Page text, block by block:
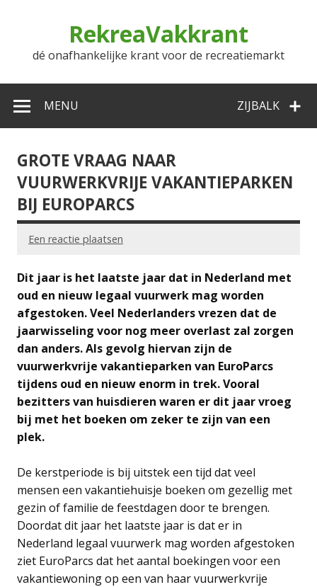
RekreaVakkrant
dé onafhankelijke krant voor de recreatiemarkt
ZIJBALK
MENU
GROTE VRAAG NAAR
VUURWERKVRIJE VAKANTIEPARKEN
BIJ EUROPARCS
Een reactie plaatsen
Dit jaar is het laatste jaar dat in Nederland met
oud en nieuw legaal vuurwerk mag worden
afgestoken. Veel Nederlanders vrezen dat de
jaarwisseling voor nog meer overlast zal zorgen
dan anders. Als gevolg hiervan zijn de
vuurwerkvrije vakantieparken van EuroParcs
tijdens oud en nieuw enorm in trek. Vooral
bezitters van huisdieren waren er dit jaar vroeg
bij met het boeken om zeker te zijn van een
plek.
De kerstperiode is bij uitstek een tijd dat veel
mensen een vakantiehuisje boeken om gezellig met
gezin of familie de feestdagen door te brengen.
Doordat dit jaar het laatste jaar is dat er in
Nederland legaal vuurwerk mag worden afgestoken
ziet EuroParcs dat het aantal boekingen voor een
vakantiewoning op een van haar vuurwerkvrije